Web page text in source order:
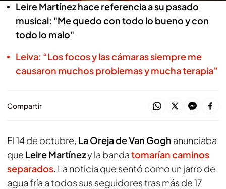
Leire Martínez hace referencia a su pasado
musical: "Me quedo con todo lo bueno y con
todo lo malo"
Leiva: “Los focos y las cámaras siempre me
causaron muchos problemas y mucha terapia”
Compartir
El 14 de octubre, La Oreja de Van Gogh anunciaba
que Leire Martínezy la bandatomarían caminos
separados. La noticia que sentó como un jarro de
agua fría a todos sus seguidores tras más de 17